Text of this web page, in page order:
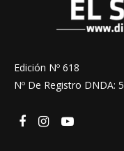
Edición Nº 618
Nº De Registro DNDA: